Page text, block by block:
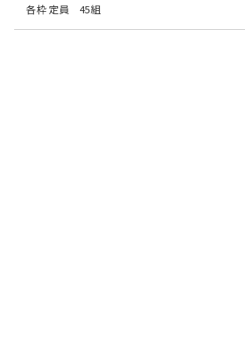
各枠 定員 45組